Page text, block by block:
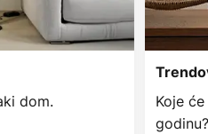
dom.
Koje
godinu?